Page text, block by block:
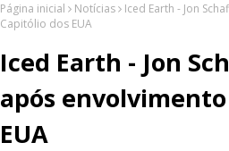
Página inicial Notícias
Iced Earth - Jon
Capitólio dos EUA
Iced Earth - Jon
após
EUA